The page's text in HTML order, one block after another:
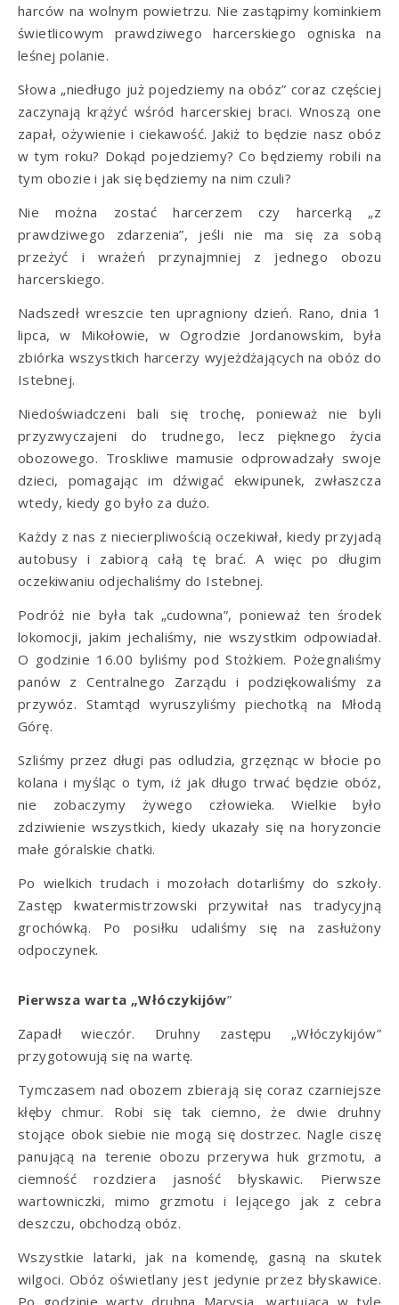
harców na wolnym powietrzu. Nie zastąpimy kominkiem
świetlicowym prawdziwego harcerskiego ogniska na
leśnej polanie.
Słowa „niedługo już pojedziemy na obóz” coraz częściej
zaczynają krążyć wśród harcerskiej braci. Wnoszą one
zapał, ożywienie i ciekawość. Jakiż to będzie nasz obóz
w tym roku? Dokąd pojedziemy? Co będziemy robili na
tym obozie i jak się będziemy na nim czuli?
Nie można zostać harcerzem czy harcerką „z
prawdziwego zdarzenia”, jeśli nie ma się za sobą
przeżyć i wrażeń przynajmniej z jednego obozu
harcerskiego.
Nadszedł wreszcie ten upragniony dzień. Rano, dnia 1
lipca, w Mikołowie, w Ogrodzie Jordanowskim, była
zbiórka wszystkich harcerzy wyjeżdżających na obóz do
Istebnej.
Niedoświadczeni bali się trochę, ponieważ nie byli
przyzwyczajeni do trudnego, lecz pięknego życia
obozowego. Troskliwe mamusie odprowadzały swoje
dzieci, pomagając im dźwigać ekwipunek, zwłaszcza
wtedy, kiedy go było za dużo.
Każdy z nas z niecierpliwością oczekiwał, kiedy przyjadą
autobusy i zabiorą całą tę brać. A więc po długim
oczekiwaniu odjechaliśmy do Istebnej.
Podróż nie była tak „cudowna”, ponieważ ten środek
lokomocji, jakim jechaliśmy, nie wszystkim odpowiadał.
O godzinie 16.00 byliśmy pod Stożkiem. Pożegnaliśmy
panów z Centralnego Zarządu i podziękowaliśmy za
przywóz. Stamtąd wyruszyliśmy piechotką na Młodą
Górę.
Szliśmy przez długi pas odludzia, grzęznąc w błocie po
kolana i myśląc o tym, iż jak długo trwać będzie obóz,
nie zobaczymy żywego człowieka. Wielkie było
zdziwienie wszystkich, kiedy ukazały się na horyzoncie
małe góralskie chatki.
Po wielkich trudach i mozołach dotarliśmy do szkoły.
Zastęp kwatermistrzowski przywitał nas tradycyjną
grochówką. Po posiłku udaliśmy się na zasłużony
odpoczynek.
Pierwsza warta „Włóczykijów”
Zapadł wieczór. Druhny zastępu „Włóczykijów”
przygotowują się na wartę.
Tymczasem nad obozem zbierają się coraz czarniejsze
kłęby chmur. Robi się tak ciemno, że dwie druhny
stojące obok siebie nie mogą się dostrzec. Nagle ciszę
panującą na terenie obozu przerywa huk grzmotu, a
ciemność rozdziera jasność błyskawic. Pierwsze
wartowniczki, mimo grzmotu i lejącego jak z cebra
deszczu, obchodzą obóz.
Wszystkie latarki, jak na komendę, gasną na skutek
wilgoci. Obóz oświetlany jest jedynie przez błyskawice.
Po godzinie warty druhna Marysia, wartująca w tyle